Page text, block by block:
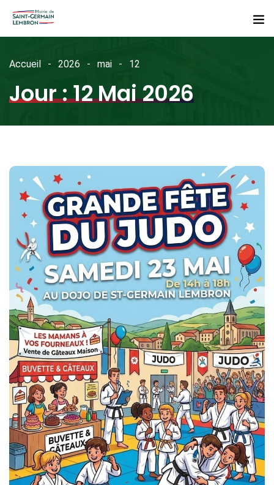
Accueil 2026 mai 12
Jour :12 Mai 2026